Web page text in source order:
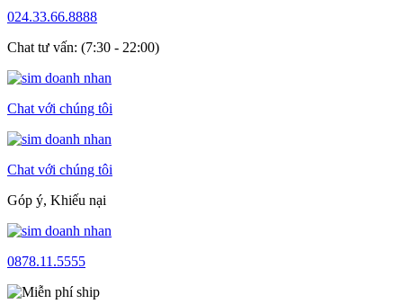
024.33.66.8888
Chat tư vấn: (7:30 - 22:00)
Chat với chúng tôi
Chat với chúng tôi
Góp ý, Khiếu nại
0878.11.5555